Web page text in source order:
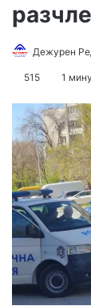
Дежурен
515 1